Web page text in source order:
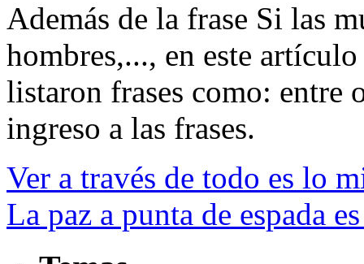
Además de la frase Si las
hombres,..., en este
listaron frases como: entre
ingreso a las frases.
Ver a través de todo es lo
La paz a punta de espada